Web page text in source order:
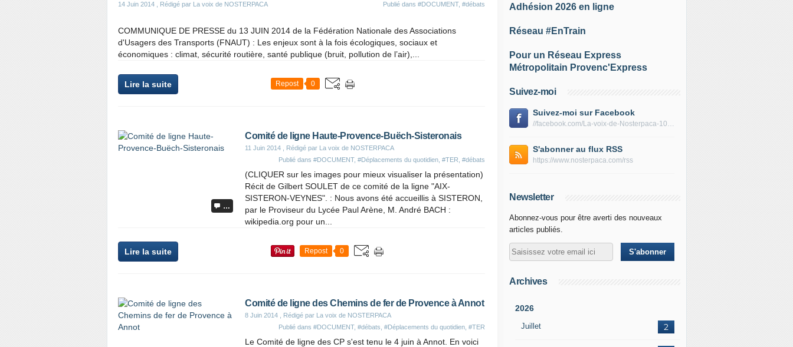
14 Juin 2014 , Rédigé par La voix de NOSTERPACA Publié dans #DOCUMENT, #débats
COMMUNIQUE DE PRESSE du 13 JUIN 2014 de la Fédération Nationale des Associations
d'Usagers des Transports (FNAUT) : Les enjeux sont à la fois écologiques, sociaux et
économiques : climat, sécurité routière, santé publique (bruit, pollution de l’air),...
Lire la suite Repost 0
…
Comité de ligne Haute-Provence-Buëch-Sisteronais
11 Juin 2014 , Rédigé par La voix de NOSTERPACA
Publié dans #DOCUMENT, #Déplacements du quotidien #TER #débats
(CLIQUER sur les images pour mieux visualiser la présentation)
Récit de Gilbert SOULET de ce comité de la ligne "AIX-
SISTERON-VEYNES". : Nous avons été accueillis à SISTERON,
par le Proviseur du Lycée Paul Arène, M. André BACH :
wikipedia.org pour un...
Lire la suite Repost 0
Comité de ligne des Chemins de fer de Provence à Annot
8 Juin 2014 , Rédigé par La voix de NOSTERPACA
Publié dans #DOCUMENT, #débats #Déplacements du quotidien #TER
Le Comité de ligne des CP s'est tenu le 4 juin à Annot. En voici
Adhésion 2026 en ligne
Réseau #EnTrain
Pour un Réseau Express
Métropolitain Provenc'Express
Suivez-moi
Suivez-moi sur Facebook
//facebook.com/La-voix-de-Nosterpaca-106434384284735
S'abonner au flux RSS
https://www.nosterpaca.com/rss
Newsletter
Abonnez-vous pour être averti des nouveaux
articles publiés.
Archives
2026
Juillet 2